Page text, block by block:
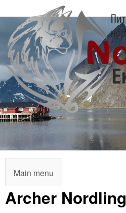
Перейти
к
основному
содержанию
N
o
d
M
a
Main menu
Archer Nordling